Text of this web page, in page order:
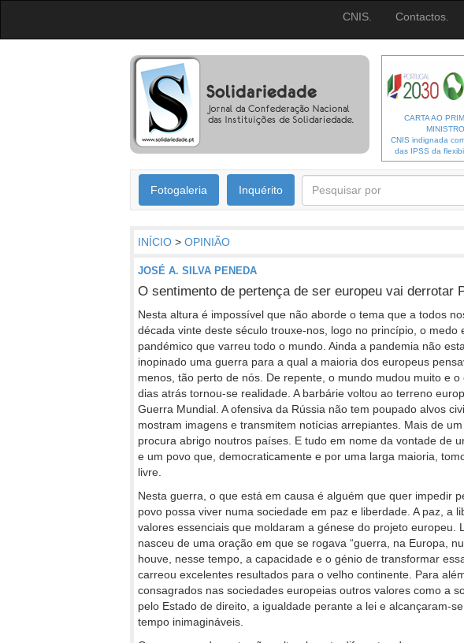
CNIS. Contactos.
CARTA AO
MINISTRO
CNIS indignada
das IPSS da
Fotogaleria Inquérito
INÍCIO > OPINIÃO
JOSÉ A. SILVA PENEDA
O sentimento de pertença de ser europeu vai derrotar
Nesta altura é impossível que não aborde o tema que a todos
década vinte deste século trouxe-nos, logo no princípio, o
pandémico que varreu todo o mundo. Ainda a pandemia não
inopinado uma guerra para a qual a maioria dos europeus
menos, tão perto de nós. De repente, o mundo mudou muito e
dias atrás tornou-se realidade. A barbárie voltou ao terreno
Guerra Mundial. A ofensiva da Rússia não tem poupado alvos
mostram imagens e transmitem notícias arrepiantes. Mais de
procura abrigo noutros países. E tudo em nome da vontade de
e um povo que, democraticamente e por uma larga maioria,
livre.
Nesta guerra, o que está em causa é alguém que quer impedir
povo possa viver numa sociedade em paz e liberdade. A paz, a
valores essenciais que moldaram a génese do projeto europeu.
nasceu de uma oração em que se rogava “guerra, na Europa,
houve, nesse tempo, a capacidade e o génio de transformar
carreou excelentes resultados para o velho continente. Para
consagrados nas sociedades europeias outros valores como a
pelo Estado de direito, a igualdade perante a lei e alcançaram-
tempo inimagináveis.